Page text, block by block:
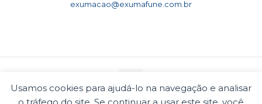
Usamos cookies para ajudá-lo na navegação e analisar
exumacao@exumafune.com.br